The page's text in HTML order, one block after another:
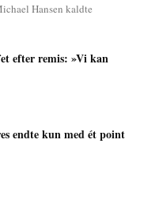
Hansen kaldte
efter remis: »Vi kan
endte kun med ét point